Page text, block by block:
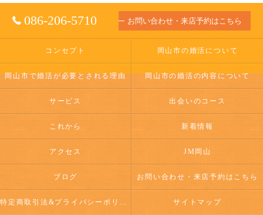
086-206-5710 お問い合わせ・来店予約はこちら
コンセプト 岡山市の婚活について
岡山市で婚活が必要とされる理由 岡山市の婚活の内容について
サービス 出会いのコース
これから 新着情報
アクセス JM岡山
ブログ お問い合わせ・来店予約はこちら
特定商取引法&プライバシーポリシー サイトマップ